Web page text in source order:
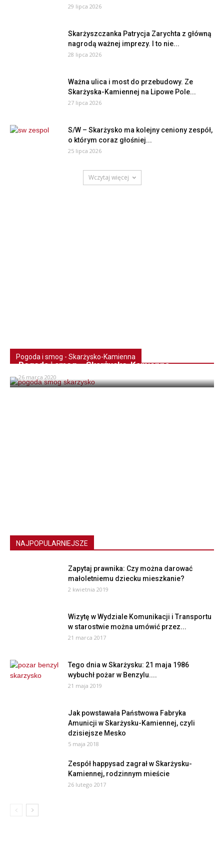
29 lipca 2026
Skarżyszczanka Patrycja Zarychta z główną
nagrodą ważnej imprezy. I to nie...
28 lipca 2026
Ważna ulica i most do przebudowy. Ze
Skarżyska-Kamiennej na Lipowe Pole...
27 lipca 2026
S/W – Skarżysko ma kolejny ceniony zespół,
o którym coraz głośniej...
25 lipca 2026
Wczytaj więcej
Pogoda i smog - Skarżysko-Kamienna
Pogoda i smog – Skarżysko-Kamienna
26 marca 2020
NAJPOPULARNIEJSZE
Zapytaj prawnika: Czy można darować
małoletniemu dziecku mieszkanie?
2 kwietnia 2019
Wizytę w Wydziale Komunikacji i Transportu
w starostwie można umówić przez...
21 marca 2017
Tego dnia w Skarżysku: 21 maja 1986
wybuchł pożar w Benzylu....
21 maja 2019
Jak powstawała Państwowa Fabryka
Amunicji w Skarżysku-Kamiennej, czyli
dzisiejsze Mesko
5 maja 2018
Zespół happysad zagrał w Skarżysku-
Kamiennej, rodzinnym mieście
26 lutego 2017